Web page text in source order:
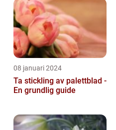
08 januari 2024
Ta stickling av palettblad -
En grundlig guide